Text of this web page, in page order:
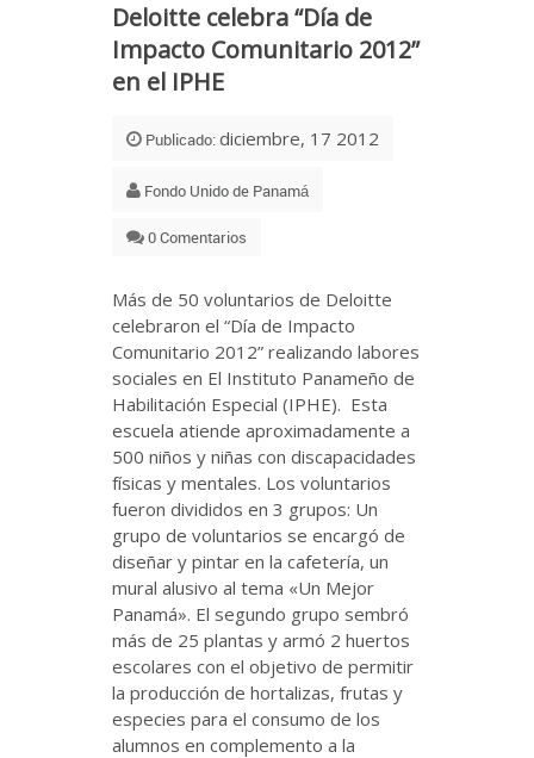
Deloitte celebra “Día de
Impacto Comunitario 2012”
en el IPHE
Publicado: diciembre, 17 2012
Fondo Unido de Panamá
0 Comentarios
Más de 50 voluntarios de Deloitte
celebraron el “Día de Impacto
Comunitario 2012” realizando labores
sociales en El Instituto Panameño de
Habilitación Especial (IPHE). Esta
escuela atiende aproximadamente a
500 niños y niñas con discapacidades
físicas y mentales. Los voluntarios
fueron divididos en 3 grupos: Un
grupo de voluntarios se encargó de
diseñar y pintar en la cafetería, un
mural alusivo al tema «Un Mejor
Panamá». El segundo grupo sembró
más de 25 plantas y armó 2 huertos
escolares con el objetivo de permitir
la producción de hortalizas, frutas y
especies para el consumo de los
alumnos en complemento a la